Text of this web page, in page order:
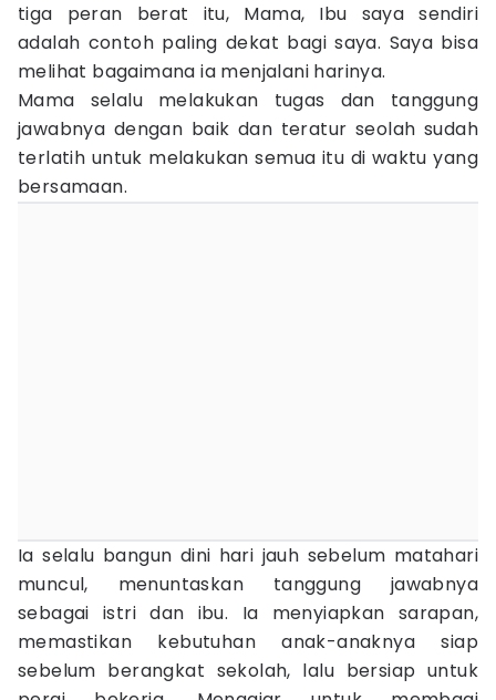
tiga peran berat itu, Mama, Ibu saya sendiri
adalah contoh paling dekat bagi saya. Saya bisa
melihat bagaimana ia menjalani harinya.
Mama selalu melakukan tugas dan tanggung
jawabnya dengan baik dan teratur seolah sudah
terlatih untuk melakukan semua itu di waktu yang
bersamaan.
Ia selalu bangun dini hari jauh sebelum matahari
muncul, menuntaskan tanggung jawabnya
sebagai istri dan ibu. Ia menyiapkan sarapan,
memastikan kebutuhan anak-anaknya siap
sebelum berangkat sekolah, lalu bersiap untuk